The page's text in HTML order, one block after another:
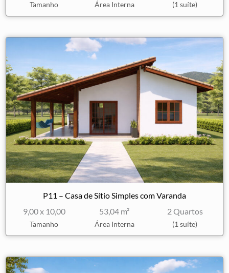
Tamanho Área Interna (1 suíte)
P11 – Casa de Sítio Simples com Varanda
9,00 x 10,00
Tamanho
53,04 m²
Área Interna
2 Quartos
(1 suíte)